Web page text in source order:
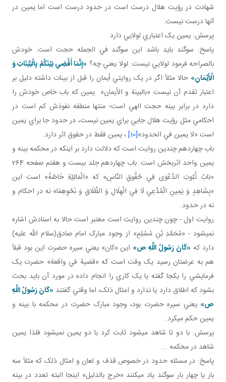
شهادت در رؤيت هلال درست است در حدود درست است اما يمين در
آنها درست نيست.
پرسش: يمين يک اعتباري لولايي دارد
پاسخ: سوگند بايد باشد اين سوگند في الجمله حجت است. خودش
بالصراحه فرمود لولايي نيست. لولا يعني چه؟ «إِنَّمَا أَقْضِي‏ بَيْنَكُمْ بِالْبَيِّنَاتِ وَ
الْأَيْمَانِ» حالا مثلاً اگر در يک روايتي أيمان را قبل از بينات داشته دليل بر
اعتبار تقدم آن نيست «بالبينة و الأيمان» يمين که باب خاص خودش را
دارد در برابر بينه حجت الهي است؛ منتها منطقه نفوذش کم است در
احکامي مثل رؤيت هلال جايي براي يمين نيست، در حدود جا براي يمين
است «لا يمين في الحدود»[10]
، يمين فقط در حقوق اثر دارد.
باب چهاردهم چندين روايت است که دلالت دارد بر اينکه در محکمه بينه و
يمين واحد اثربخش است. باب چهاردهم جلد بيست و هفتم صفحه 264
«بَابُ ثُبُوتِ الدَّعْوَى فِي حُقُوقِ النَّاسِ» که «الْمَالِيَّةِ خَاصَّةً» است اين
«بِشَاهِدٍ وَ يَمِينِ الْمُدَّعِي لَا فِي الْهِلَالِ وَ الطَّلَاقِ وَ نَحْوِهِمَا» نه در احکام و
نه در حدود.
روايت اول - چون چندين روايت است معتبر است حالا به اسنادش اشاره
نمي شود - «مُحَمَّدِ بْنِ مُسْلِمٍ» از وجود مبارک امام صادق(سلام الله عليه)
دارد که «كَانَ رَسُولُ اللَّهِ ص» اين «کان» يعني سيره حضرت اين بود قبلاً
هم به عرضتان رسيد يک وقت است که «قضية في واقعة» حضرت يک
فرمايشي را يکجا گفته يا يک کاري را انجام داده در مورد آن بايد بحث
بشود که اطلاق دارد يا ندارد و امثال ذلک، اما وقتي گفتند «كَانَ رَسُولُ اللَّهِ
ص» يعني سيره حضرت بود، وجود مبارک حضرت در محکمه با بينه و
يمين حکم مي کرد.
پرسش: با دو تا شاهد مي شود ثابت کرد با دو يمين نمي شود فلذا يمين
شاهد در محکمه ...
پاسخ: در مسئله حدود در خصوص قذف و لعان و امثال ذلک که مثلاً سه
بار يا چهار بار سوگند ياد مي کنند «خرج بالدليل» اينجا البته تعدد در بينه